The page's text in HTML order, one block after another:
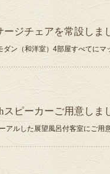
ジチェアを常設しま
ン（和洋室）4部屋すべてにマ
ピーカーご用意しま
アルした展望風呂付客室にご用